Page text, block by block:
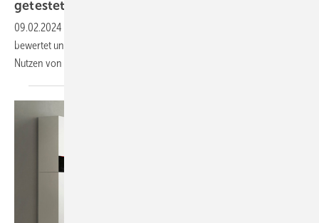
getestet
09.02.2024
bewertet und warnt: Ineffiziente Wechselrichter schmälern den
Nutzen von Heimspeichersystemen